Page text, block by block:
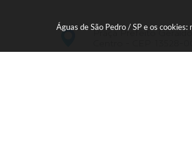
Águas de São Pedro / SP e os
Praça Prefeito Geraldo